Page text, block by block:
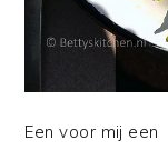
Een voor mij een